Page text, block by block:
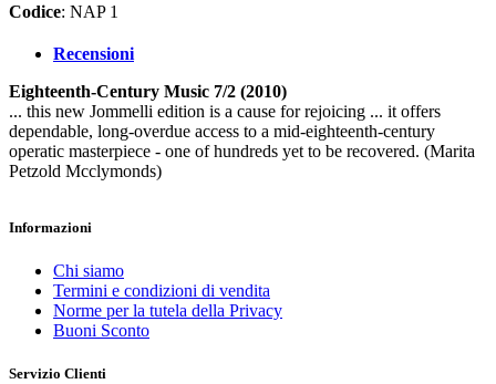
Codice: NAP 1
Recensioni
Eighteenth-Century Music 7/2 (2010)
... this new Jommelli edition is a cause for rejoicing ... it offers
dependable, long-overdue access to a mid-eighteenth-century
operatic masterpiece - one of hundreds yet to be recovered. (Marita
Petzold Mcclymonds)
Informazioni
Chi siamo
Termini e condizioni di vendita
Norme per la tutela della Privacy
Buoni Sconto
Servizio Clienti